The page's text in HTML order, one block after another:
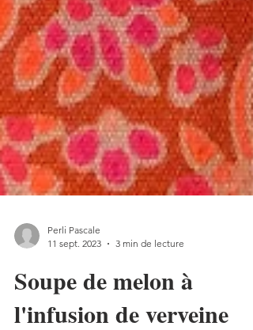
11 sept. 2023
3 min de lecture
Soupe de melon à